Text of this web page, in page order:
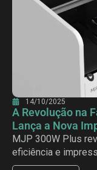
14/10/2025
A Revolução na
Lança a Nova
MJP 300W Plus
eficiência e